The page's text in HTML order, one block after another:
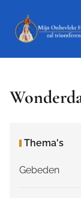
Thema's
Gebeden